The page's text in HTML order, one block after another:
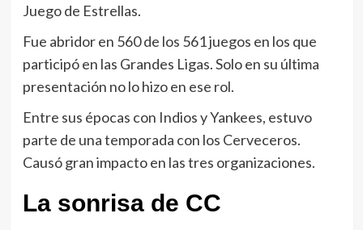
Juego de Estrellas.
Fue abridor en 560 de los 561 juegos en los que
participó en las Grandes Ligas. Solo en su última
presentación no lo hizo en ese rol.
Entre sus épocas con Indios y Yankees, estuvo
parte de una temporada con los Cerveceros.
Causó gran impacto en las tres organizaciones.
La sonrisa de CC